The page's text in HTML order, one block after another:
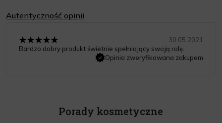
Autentyczność opinii
30.05.2021
Bardzo dobry produkt świetnie spełniający swoją rolę.
Opinia zweryfikowana zakupem
Porady kosmetyczne